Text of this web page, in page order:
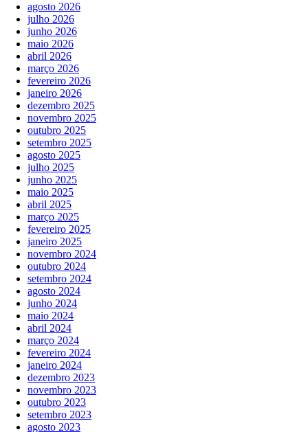
agosto 2026
julho 2026
junho 2026
maio 2026
abril 2026
março 2026
fevereiro 2026
janeiro 2026
dezembro 2025
novembro 2025
outubro 2025
setembro 2025
agosto 2025
julho 2025
junho 2025
maio 2025
abril 2025
março 2025
fevereiro 2025
janeiro 2025
novembro 2024
outubro 2024
setembro 2024
agosto 2024
junho 2024
maio 2024
abril 2024
março 2024
fevereiro 2024
janeiro 2024
dezembro 2023
novembro 2023
outubro 2023
setembro 2023
agosto 2023